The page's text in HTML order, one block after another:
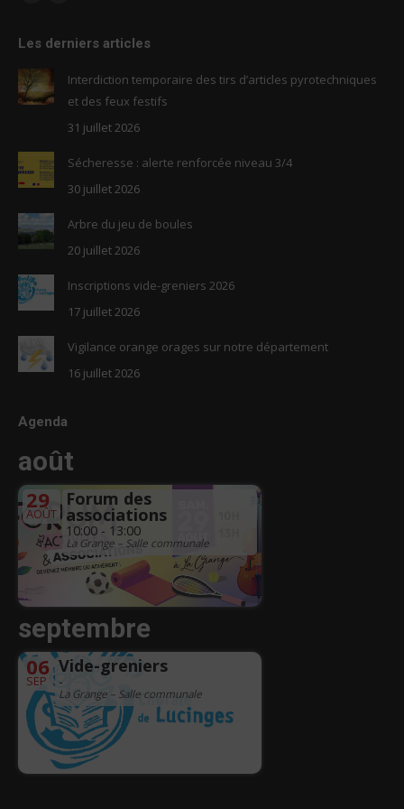
opens
in
new
opens
new
window
Les derniers articles
Interdiction temporaire des tirs d’articles pyrotechniques
et des feux festifs
31 juillet 2026
Sécheresse : alerte renforcée niveau 3/4
30 juillet 2026
Arbre du jeu de boules
20 juillet 2026
Inscriptions vide-greniers 2026
17 juillet 2026
Vigilance orange orages sur notre département
16 juillet 2026
Agenda
août
29
AOÛT
Forum des
associations
10:00 - 13:00
La Grange – Salle communale
septembre
06
SEP
Vide-greniers
-
La Grange – Salle communale